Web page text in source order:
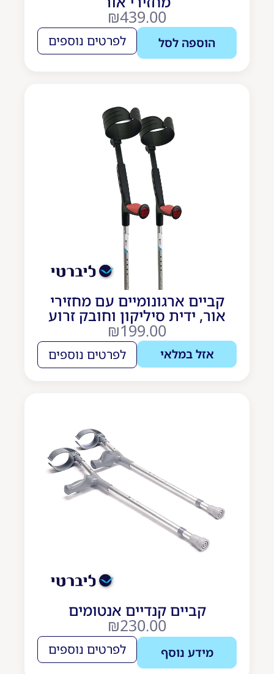
₪439.00
הוספה לסל לפרטים נוספים
קביים ארגונומיים עם מחזירי
אור, ידית סיליקון וחובק זרוע
₪199.00
אזל במלאי לפרטים נוספים
קביים קנדיים אנטומים
₪230.00
מידע נוסף לפרטים נוספים